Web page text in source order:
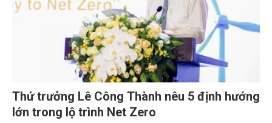
Thứ trưởng Lê Công Thành nêu 5 định hướng
lớn trong lộ trình Net Zero